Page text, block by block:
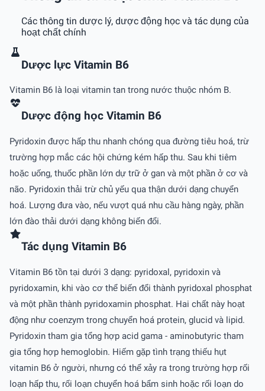
Các thông tin dược lý, dược động học và tác dụng của
hoạt chất chính
Dược lực Vitamin B6
Vitamin B6 là loại vitamin tan trong nước thuộc nhóm B.
Dược động học Vitamin B6
Pyridoxin được hấp thu nhanh chóng qua đường tiêu hoá, trừ
trường hợp mắc các hội chứng kém hấp thu. Sau khi tiêm
hoặc uống, thuốc phần lớn dự trữ ở gan và một phần ở cơ và
não. Pyridoxin thải trừ chủ yếu qua thận dưới dạng chuyển
hoá. Lượng đưa vào, nếu vượt quá nhu cầu hàng ngày, phần
lớn đào thải dưới dạng không biến đổi.
Tác dụng Vitamin B6
Vitamin B6 tồn tại dưới 3 dạng: pyridoxal, pyridoxin và
pyridoxamin, khi vào cơ thể biến đổi thành pyridoxal phosphat
và một phần thành pyridoxamin phosphat. Hai chất này hoạt
động như coenzym trong chuyển hoá protein, glucid và lipid.
Pyridoxin tham gia tổng hợp acid gama - aminobutyric tham
gia tổng hợp hemoglobin. Hiếm gặp tình trạng thiếu hụt
vitamin B6 ở người, nhưng có thể xảy ra trong trường hợp rối
loạn hấp thu, rối loạn chuyển hoá bẩm sinh hoặc rối loạn do